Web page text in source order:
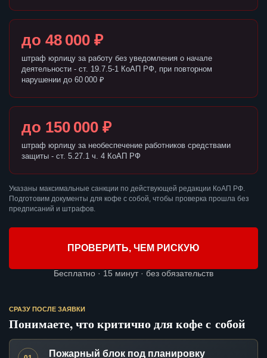
до 48 000 ₽
штраф юрлицу за работу без уведомления о начале
деятельности - ст. 19.7.5-1 КоАП РФ, при повторном
нарушении до 60 000 ₽
до 150 000 ₽
штраф юрлицу за необеспечение работников средствами
защиты - ст. 5.27.1 ч. 4 КоАП РФ
Указаны максимальные санкции по действующей редакции КоАП РФ.
Подготовим документы для кофе с собой, чтобы проверка прошла без
предписаний и штрафов.
ПРОВЕРИТЬ, ЧЕМ РИСКУЮ
Бесплатно · 15 минут · без обязательств
СРАЗУ ПОСЛЕ ЗАЯВКИ
Понимаете, что критично для кофе с собой
Пожарный блок под планировку